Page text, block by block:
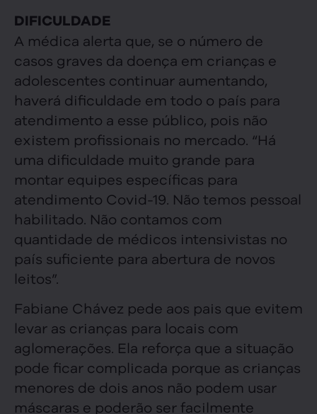
DIFICULDADE
A médica alerta que, se o número de
casos graves da doença em crianças e
adolescentes continuar aumentando,
haverá dificuldade em todo o país para
atendimento a esse público, pois não
existem profissionais no mercado. “Há
uma dificuldade muito grande para
montar equipes específicas para
atendimento Covid-19. Não temos pessoal
habilitado. Não contamos com
quantidade de médicos intensivistas no
país suficiente para abertura de novos
leitos”.
Fabiane Chávez pede aos pais que evitem
levar as crianças para locais com
aglomerações. Ela reforça que a situação
pode ficar complicada porque as crianças
menores de dois anos não podem usar
máscaras e poderão ser facilmente